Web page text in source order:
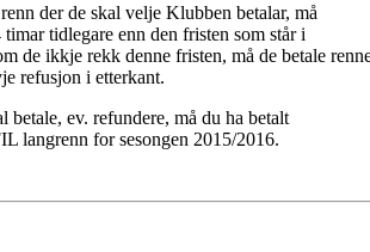
der de skal velje Klubben betalar, må
tidlegare enn den fristen som står i
de ikkje rekk denne fristen, må de betale
refusjon i etterkant.
betale, ev. refundere, må du ha betalt
langrenn for sesongen 2015/2016.